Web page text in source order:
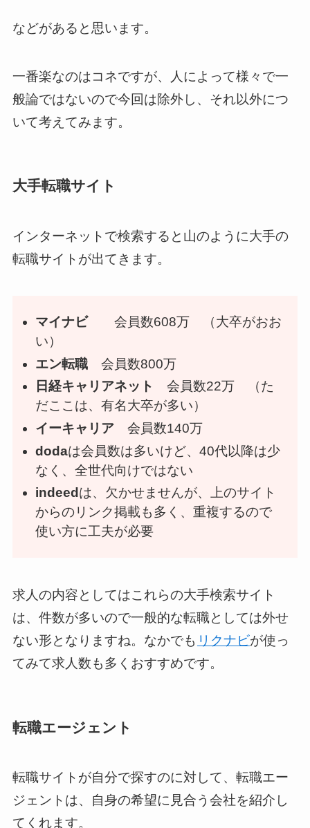
などがあると思います。
一番楽なのはコネですが、人によって様々で一
般論ではないので今回は除外し、それ以外につ
いて考えてみます。
大手転職サイト
インターネットで検索すると山のように大手の
転職サイトが出てきます。
マイナビ会員数608万 （大卒がおお
い）
エン転職会員数800万
日経キャリアネット
会員数22万 （た
だここは、有名大卒が多い）
イーキャリア会員数140万
dodaは会員数は多いけど、40代以降は少
なく、全世代向けではない
indeed は、欠かせませんが、上のサイト
からのリンク掲載も多く、重複するので
使い方に工夫が必要
求人の内容としてはこれらの大手検索サイト
は、件数が多いので一般的な転職としては外せ
ない形となりますね。なかでも リクナビが使っ
てみて求人数も多くおすすめです。
転職エージェント
転職サイトが自分で探すのに対して、転職エー
ジェントは、自身の希望に見合う会社を紹介し
てくれます。